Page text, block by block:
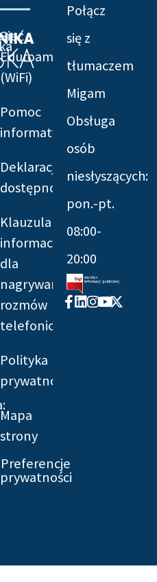
Sieć
Eduroam
(WiFi)
Pomoc
informatyczna
Deklaracja
dostępności
Klauzula
informacyjna
dla
nagrywania
rozmów
telefonicznych
Polityka
prywatności
Mapa
strony
Preferencje
prywatności
Połącz
się z
tłumaczem
Migam
Obsługa
osób
niesłyszących:
pon.-pt.
08:00-
20:00
Facebook-
f
Linkedin
Instagram
Youtube
X-